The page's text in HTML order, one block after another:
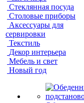
Стеклянная посуда
Столовые приборы
Аксессуары для
сервировки
Текстиль
Декор интерьера
Мебель и свет
Новый год